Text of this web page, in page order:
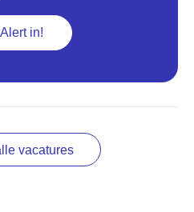
in!
vacatures